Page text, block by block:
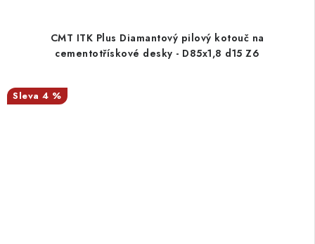
CMT ITK Plus Diamantový pilový kotouč na
cementotřískové desky - D85x1,8 d15 Z6
4 %